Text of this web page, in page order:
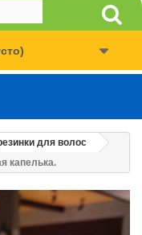
для волос
капелька.